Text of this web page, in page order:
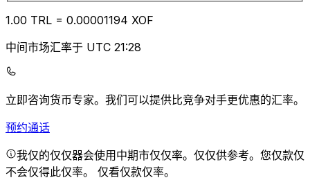
1.00 TRL = 0.00001194 XOF
中间市场汇率于 UTC 21:28
立即咨询货币专家。 我们可以提供比竞争对手更优惠的汇率。
预约通话
我仅的仅仅器会使用中期市仅仅率。仅仅供参考。您仅款仅
不会仅得此仅率。 仅看仅款仅率。